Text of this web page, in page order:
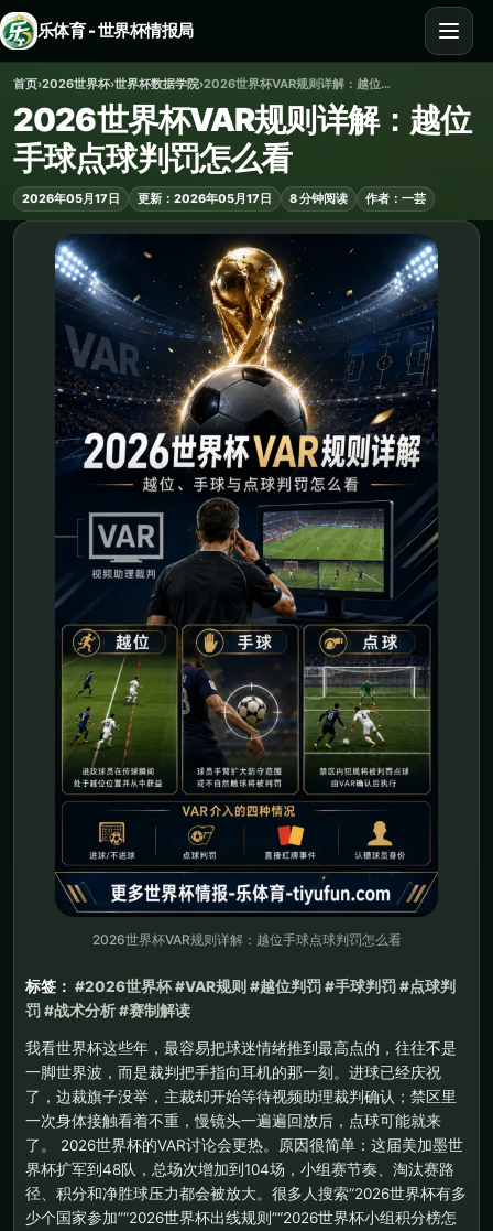
乐体育 - 世界杯情报局
首页›2026世界杯›世界杯数据学院› 2026世界杯VAR规则详解：越位手球点球判罚怎么看
2026世界杯VAR规则详解：越位
手球点球判罚怎么看
2026年05月17日 更新：2026年05月17日 8 分钟阅读 作者：一芸
2026世界杯VAR规则详解：越位手球点球判罚怎么看
标签： #2026世界杯 #VAR规则 #越位判罚 #手球判罚 #点球判
罚 #战术分析 #赛制解读
我看世界杯这些年，最容易把球迷情绪推到最高点的，往往不是
一脚世界波，而是裁判把手指向耳机的那一刻。进球已经庆祝
了，边裁旗子没举，主裁却开始等待视频助理裁判确认；禁区里
一次身体接触看着不重，慢镜头一遍遍回放后，点球可能就来
了。 2026世界杯的VAR讨论会更热。原因很简单：这届美加墨世
界杯扩军到48队，总场次增加到104场，小组赛节奏、淘汰赛路
径、积分和净胜球压力都会被放大。很多人搜索“2026世界杯有多
少个国家参加”“2026世界杯出线规则”“2026世界杯小组积分榜怎